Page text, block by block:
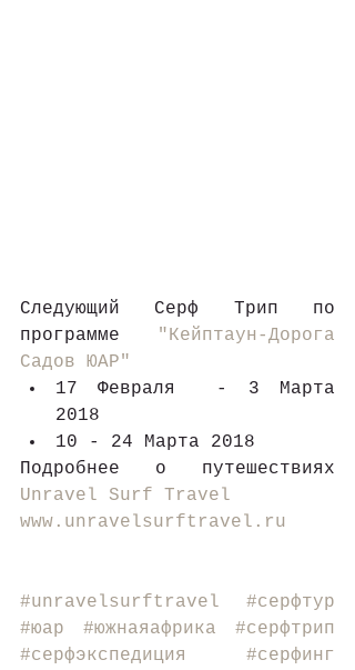
Следующий Серф Трип по
программе
"Кейптаун-Дорога
Садов ЮАР"
17 Февраля  - 3 Марта
2018
10 - 24 Марта 2018
Unravel Surf Travel
www.unravelsurftravel.ru
#unravelsurftravel
#серфтур
#юар
#южнаяафрика
#серфтрип
#серфэкспедиция
#серфинг